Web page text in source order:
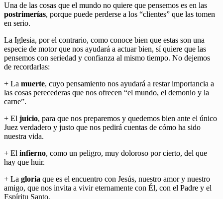
Una de las cosas que el mundo no quiere que pensemos es en las
postrimerías, porque puede perderse a los “clientes” que las tomen
en serio.
La Iglesia, por el contrario, como conoce bien que estas son una
especie de motor que nos ayudará a actuar bien, sí quiere que las
pensemos con seriedad y confianza al mismo tiempo. No dejemos
de recordarlas:
+ La muerte, cuyo pensamiento nos ayudará a restar importancia a
las cosas perecederas que nos ofrecen “el mundo, el demonio y la
carne”.
+ El juicio, para que nos preparemos y quedemos bien ante el único
Juez verdadero y justo que nos pedirá cuentas de cómo ha sido
nuestra vida.
+ El infierno, como un peligro, muy doloroso por cierto, del que
hay que huir.
+ La gloria que es el encuentro con Jesús, nuestro amor y nuestro
amigo, que nos invita a vivir eternamente con Él, con el Padre y el
Espíritu Santo.